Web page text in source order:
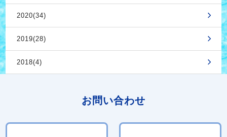
2020(34)
2019(28)
2018(4)
お問い合わせ